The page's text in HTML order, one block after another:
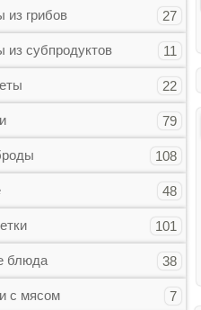
из грибов 27
из субпродуктов 11
22
79
108
48
101
блюда 38
с мясом 7